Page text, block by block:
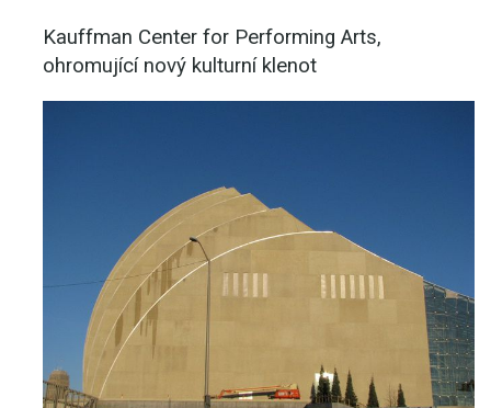
Kauffman Center for Performing Arts,
ohromující nový kulturní klenot